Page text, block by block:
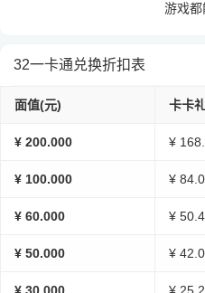
游戏都
32一卡通兑换折扣表
面值(元) 卡卡
¥ 200.000 ¥
¥ 100.000 ¥
¥ 60.000 ¥
¥ 50.000 ¥